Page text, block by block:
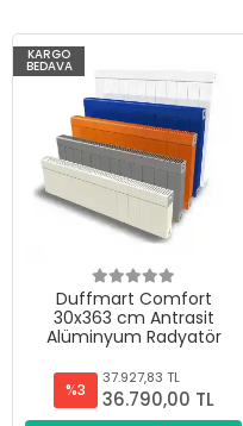
KARGO
BEDAVA
Duffmart Comfort
30x363 cm Antrasit
Alüminyum Radyatör
%3
37.927,83 TL
36.790,00 TL